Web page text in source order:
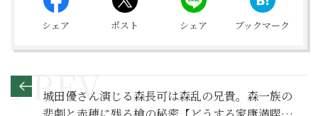
シェア ポスト シェア ブックマーク
城田優さん演じる森長可は森乱の兄貴。森一族の